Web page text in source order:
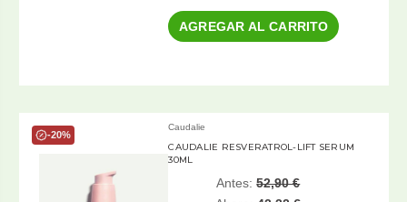
AGREGAR AL CARRITO
-20%
Caudalie
CAUDALIE RESVERATROL-LIFT SERUM
30ML
Antes: 52,90 €